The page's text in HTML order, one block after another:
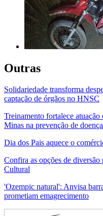
Outras
Solidariedade transforma
captação de órgãos no HNSC
Treinamento fortalece atuação
Minas na prevenção de
Dia dos Pais aquece o
Confira as opções de
Cultural
'Ozempic natural': Anvisa
prometiam emagrecimento